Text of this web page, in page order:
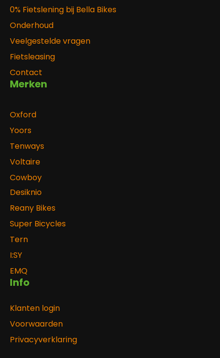
0% Fietslening bij Bella Bikes
Onderhoud
Veelgestelde vragen
Fietsleasing
Contact
Merken
Oxford
Yoors
Tenways
Voltaire
Cowboy
Desiknio
Reany Bikes
Super Bicycles
Tern
I:SY
EMQ
Info
Klanten login
Voorwaarden
Privacyverklaring